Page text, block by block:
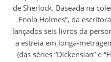
de Sherlock. Baseada na
Enola Holmes”, da
lançados seis livros da
a estreia em longa-
(das séries “Dickensian” e